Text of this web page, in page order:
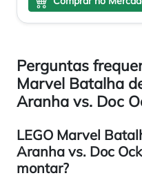
Perguntas
Marvel Batalha
Aranha vs. Doc
LEGO Marvel
Aranha vs. Doc
montar?